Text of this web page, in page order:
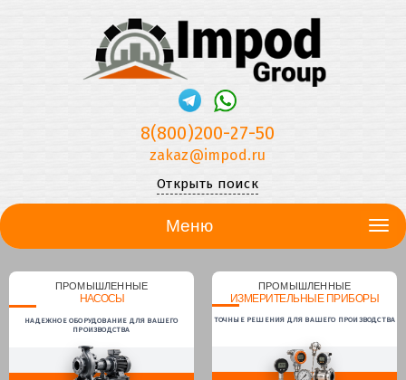
8(800)200-27-50
zakaz@impod.ru
Открыть поиск
Меню
ПРОМЫШЛЕННЫЕ
НАСОСЫ
НАДЕЖНОЕ ОБОРУДОВАНИЕ ДЛЯ ВАШЕГО
ПРОИЗВОДСТВА
ПРОМЫШЛЕННЫЕ
ИЗМЕРИТЕЛЬНЫЕ ПРИБОРЫ
ТОЧНЫЕ РЕШЕНИЯ ДЛЯ ВАШЕГО ПРОИЗВОДСТВА